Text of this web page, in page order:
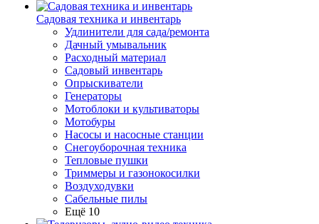
Садовая техника и инвентарь
Удлинители для сада/ремонта
Дачный умывальник
Расходный материал
Садовый инвентарь
Опрыскиватели
Генераторы
Мотоблоки и культиваторы
Мотобуры
Насосы и насосные станции
Снегоуборочная техника
Тепловые пушки
Триммеры и газонокосилки
Воздуходувки
Сабельные пилы
Ещё 10